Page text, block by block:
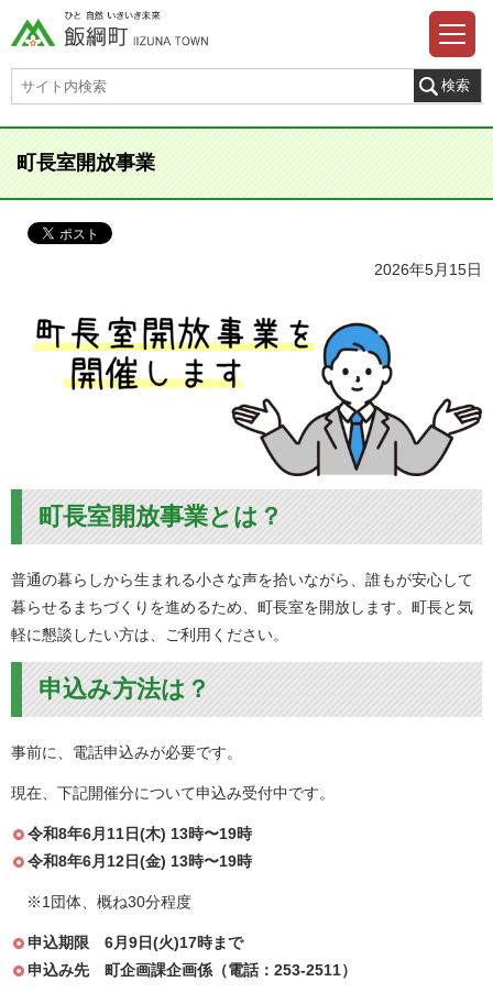
町長室開放事業
2026年5月15日
町長室開放事業とは？
普通の暮らしから生まれる小さな声を拾いながら、誰もが安心して
暮らせるまちづくりを進めるため、町長室を開放します。町長と気
軽に懇談したい方は、ご利用ください。
申込み方法は？
事前に、電話申込みが必要です。
現在、下記開催分について申込み受付中です。
令和8年6月11日(木) 13時〜19時
令和8年6月12日(金) 13時〜19時
※1団体、概ね30分程度
申込期限 6月9日(火)17時まで
申込み先 町企画課企画係（電話：253-2511）